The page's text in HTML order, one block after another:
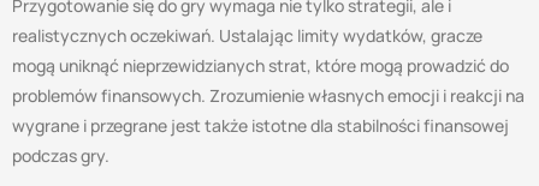
Przygotowanie się do gry wymaga nie tylko strategii, ale i
realistycznych oczekiwań. Ustalając limity wydatków, gracze
mogą uniknąć nieprzewidzianych strat, które mogą prowadzić do
problemów finansowych. Zrozumienie własnych emocji i reakcji na
wygrane i przegrane jest także istotne dla stabilności finansowej
podczas gry.